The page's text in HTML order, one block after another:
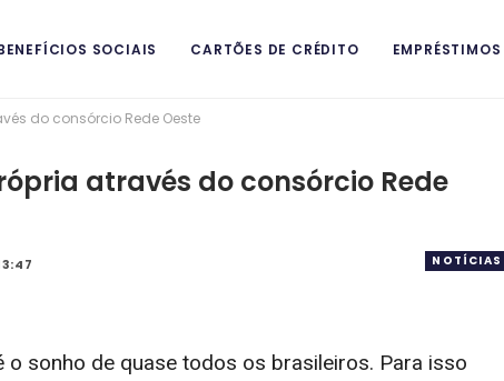
SOCIAIS CARTÕES DE CRÉDITO EMPRÉSTIMOS
do consórcio Rede Oeste
através do consórcio Rede
NOTÍCIAS
sonho de quase todos os brasileiros. Para isso